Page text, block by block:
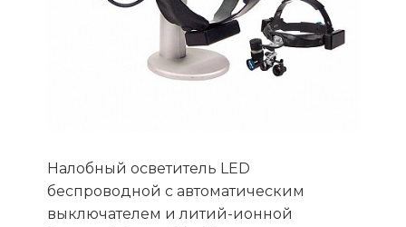
Налобный осветитель LED
беспроводной c автоматическим
выключателем и литий-ионной